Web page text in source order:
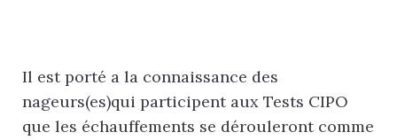
Il est porté a la connaissance des
nageurs(es)qui participent aux Tests CIPO
que les échauffements se dérouleront comme